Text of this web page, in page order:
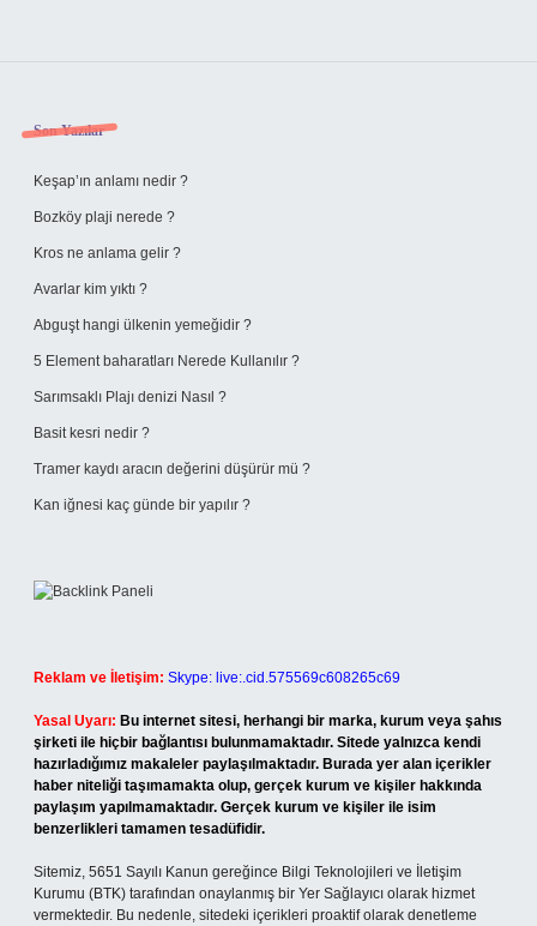
Sidebar
Son Yazılar
Keşap’ın anlamı nedir ?
Bozköy plaji nerede ?
Kros ne anlama gelir ?
Avarlar kim yıktı ?
Abguşt hangi ülkenin yemeğidir ?
5 Element baharatları Nerede Kullanılır ?
Sarımsaklı Plajı denizi Nasıl ?
Basit kesri nedir ?
Tramer kaydı aracın değerini düşürür mü ?
Kan iğnesi kaç günde bir yapılır ?
Reklam ve İletişim: Skype: live:.cid.575569c608265c69
Yasal Uyarı: Bu internet sitesi, herhangi bir marka, kurum veya şahıs
şirketi ile hiçbir bağlantısı bulunmamaktadır. Sitede yalnızca kendi
hazırladığımız makaleler paylaşılmaktadır. Burada yer alan içerikler
haber niteliği taşımamakta olup, gerçek kurum ve kişiler hakkında
paylaşım yapılmamaktadır. Gerçek kurum ve kişiler ile isim
benzerlikleri tamamen tesadüfidir.
Sitemiz, 5651 Sayılı Kanun gereğince Bilgi Teknolojileri ve İletişim
Kurumu (BTK) tarafından onaylanmış bir Yer Sağlayıcı olarak hizmet
vermektedir. Bu nedenle, sitedeki içerikleri proaktif olarak denetleme